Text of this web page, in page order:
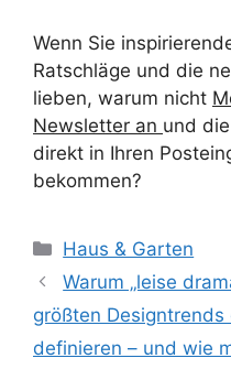
Wenn Sie
Ratschläge und die
lieben, warum nicht
Newsletter an und
direkt in Ihren
bekommen?
Kategorien
Haus & Garten
Warum „leise
größten
definieren – und wie